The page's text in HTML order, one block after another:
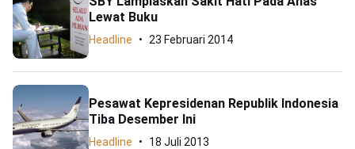
Lewat Buku
Headline 23 Februari 2014
Pesawat Kepresidenan Republik Indonesia
Tiba Desember Ini
Headline 18 Juli 2013